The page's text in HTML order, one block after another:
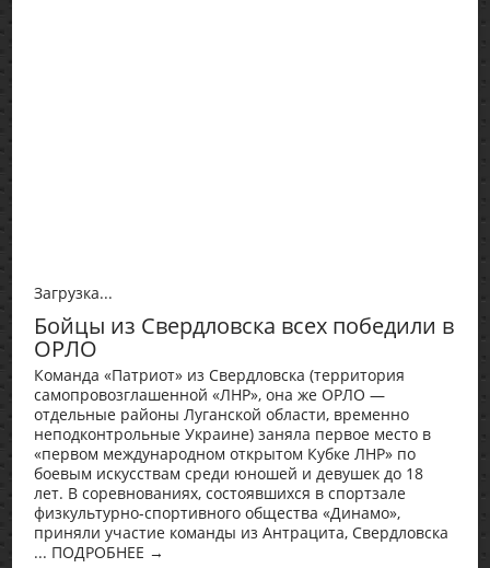
Загрузка...
Бойцы из Свердловска всех победили в
ОРЛО
Команда «Патриот» из Свердловска (территория
самопровозглашенной «ЛНР», она же ОРЛО —
отдельные районы Луганской области, временно
неподконтрольные Украине) заняла первое место в
«первом международном открытом Кубке ЛНР» по
боевым искусствам среди юношей и девушек до 18
лет. В соревнованиях, состоявшихся в спортзале
физкультурно-спортивного общества «Динамо»,
приняли участие команды из Антрацита, Свердловска
... ПОДРОБНЕЕ →